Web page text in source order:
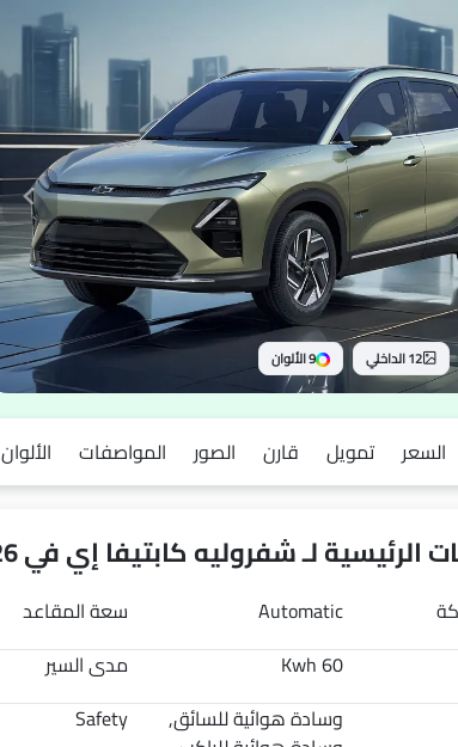
12 الداخلي 9 الألوان
السعر تمويل قارن الصور المواصفات الألوان
الرئيسية لـ شفروليه كابتيفا إي في 2026
Automatic سعة المقاعد
60 Kwh مدى السير
وسادة هوائية للسائق,
Safety